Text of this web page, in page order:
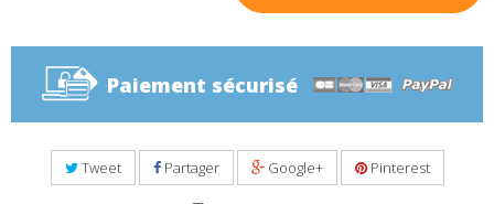
Paiement sécurisé
Tweet Partager Google+ Pinterest